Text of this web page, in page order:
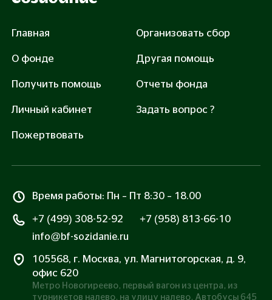
Главная
О фонде
Получить помощь
Личный кабинет
Пожертвовать
Организовать сбор
Другая помощь
Отчеты фонда
Задать вопрос ?
Время работы: Пн – Пт 8:30 – 18.00
+7 (499) 308-52-92
+7 (958) 813-66-10
info@bf-sozidanie.ru
105568, г. Москва, ул. Магнитогорская, д. 9,
офис 620
Метро Новогиреево, первый вагон из центра, из
турникетов налево, на улицу налево. Автобусы 645